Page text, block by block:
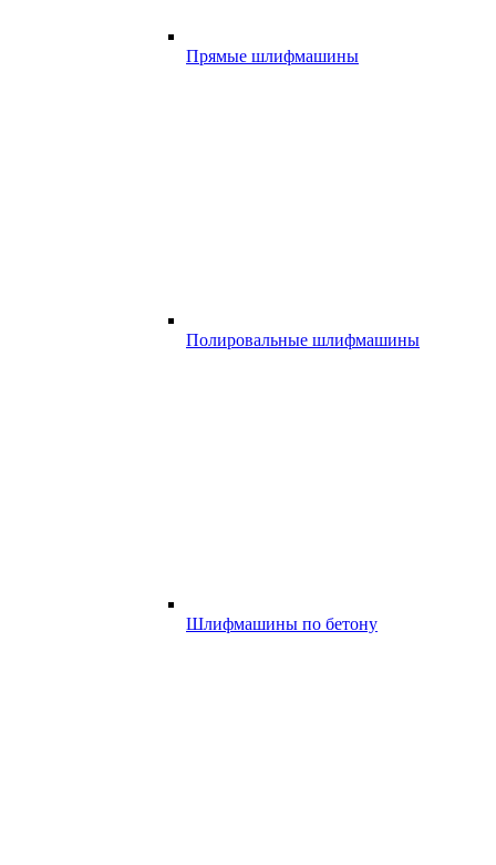
Прямые шлифмашины
Полировальные шлифмашины
Шлифмашины по бетону